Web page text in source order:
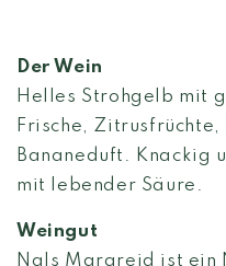
Der Wein
Helles Strohgelb mit
Frische, Zitrusfrüchte,
Bananeduft. Knackig
mit lebender Säure.
Weingut
Nals Margreid ist ein